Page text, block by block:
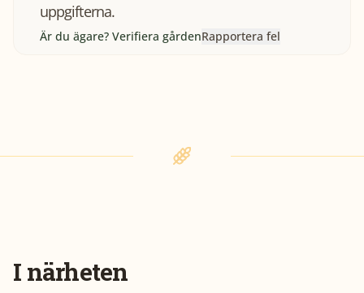
uppgifterna.
Är du ägare? Verifiera gårdenRapportera fel
I närheten